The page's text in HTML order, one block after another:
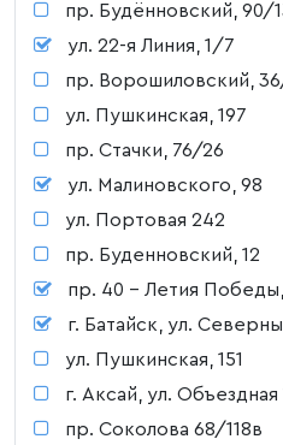
пр. Будённовский, 90/
ул. 22-я Линия, 1/7
пр. Ворошиловский,
ул. Пушкинская, 197
пр. Стачки, 76/26
ул. Малиновского, 98
ул. Портовая 242
пр. Буденновский, 12
пр. 40 - Летия Победы,
г. Батайск, ул.
ул. Пушкинская, 151
г. Аксай, ул. Объездная
пр. Соколова 68/118в